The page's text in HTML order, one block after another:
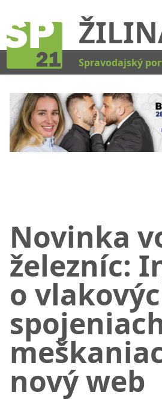
Spravodajský
Novinka
železníc:
o
nový web